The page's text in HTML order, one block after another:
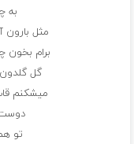
به
مثل بارون
برام بخون
گل
میشکنم
تو